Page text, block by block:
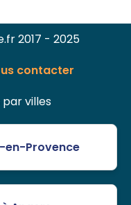
2017 - 2025
contacter
villes
en-Provence